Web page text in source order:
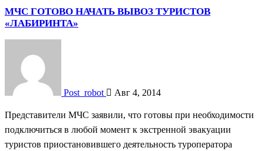
МЧС ГОТОВО НАЧАТЬ ВЫВОЗ ТУРИСТОВ
«ЛАБИРИНТА»
Post_robot Авг 4, 2014
Представители МЧС заявили, что готовы при необходимости
подключиться в любой момент к экстренной эвакуации
туристов приостановившего деятельность туроператора